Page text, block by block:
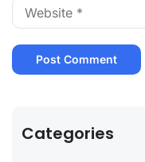
Categories